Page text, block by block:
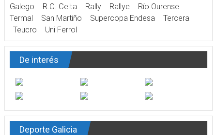
Galego
R.C. Celta Rally Rallye
Río Ourense
Termal
San Martiño Supercopa Endesa
Tercera
Teucro
Uni Ferrol
De interés
Deporte Galicia